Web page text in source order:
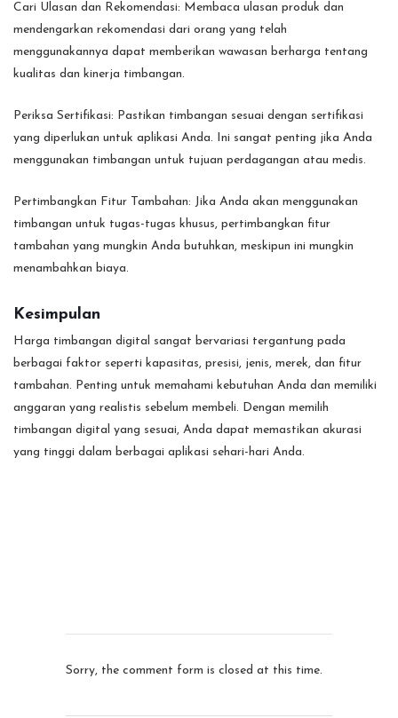
Cari Ulasan dan Rekomendasi: Membaca ulasan produk dan
mendengarkan rekomendasi dari orang yang telah
menggunakannya dapat memberikan wawasan berharga tentang
kualitas dan kinerja timbangan.
Periksa Sertifikasi: Pastikan timbangan sesuai dengan sertifikasi
yang diperlukan untuk aplikasi Anda. Ini sangat penting jika Anda
menggunakan timbangan untuk tujuan perdagangan atau medis.
Pertimbangkan Fitur Tambahan: Jika Anda akan menggunakan
timbangan untuk tugas-tugas khusus, pertimbangkan fitur
tambahan yang mungkin Anda butuhkan, meskipun ini mungkin
menambahkan biaya.
Kesimpulan
Harga timbangan digital sangat bervariasi tergantung pada
berbagai faktor seperti kapasitas, presisi, jenis, merek, dan fitur
tambahan. Penting untuk memahami kebutuhan Anda dan memiliki
anggaran yang realistis sebelum membeli. Dengan memilih
timbangan digital yang sesuai, Anda dapat memastikan akurasi
yang tinggi dalam berbagai aplikasi sehari-hari Anda.
Sorry, the comment form is closed at this time.